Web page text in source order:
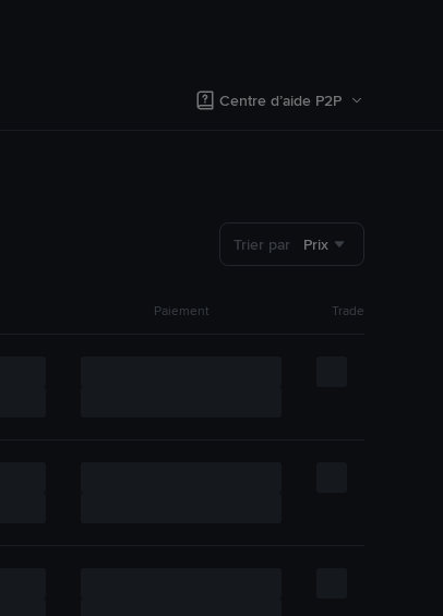
Centre d’aide P2P
Trier par Prix
Paiement Trade